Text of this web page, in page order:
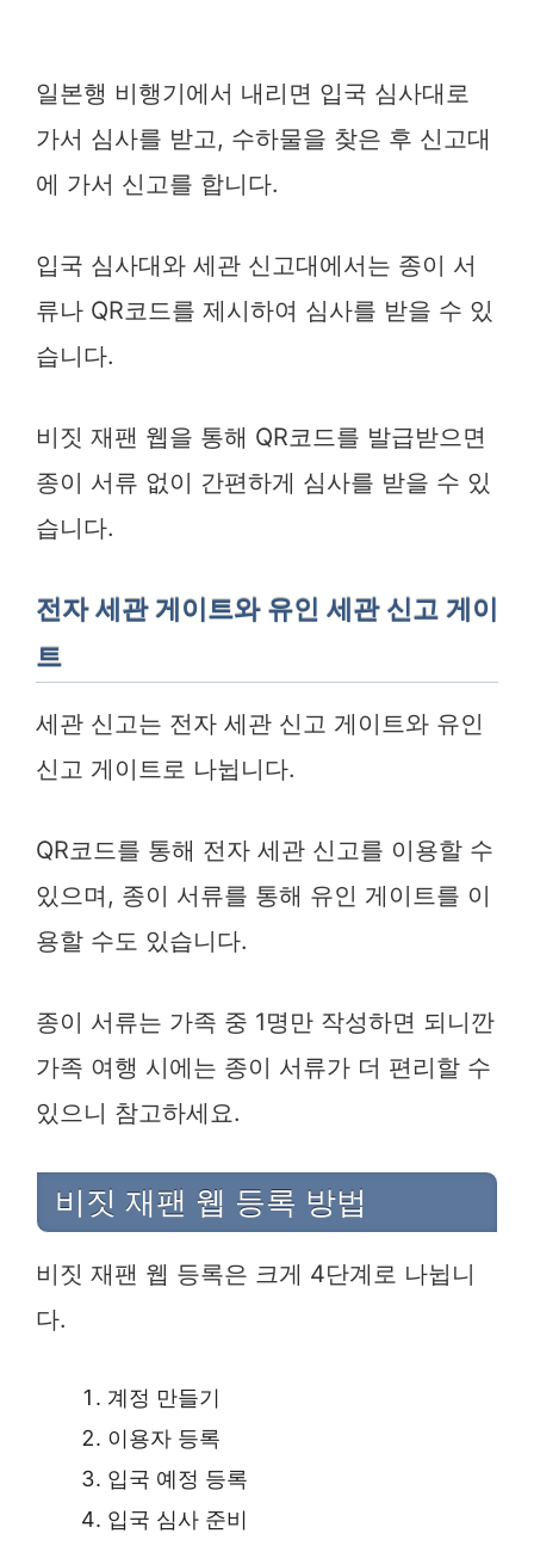
일본행 비행기에서 내리면 입국 심사대로
가서 심사를 받고, 수하물을 찾은 후 신고대
에 가서 신고를 합니다.
입국 심사대와 세관 신고대에서는 종이 서
류나 QR코드를 제시하여 심사를 받을 수 있
습니다.
비짓 재팬 웹을 통해 QR코드를 발급받으면
종이 서류 없이 간편하게 심사를 받을 수 있
습니다.
전자 세관 게이트와 유인 세관 신고 게이
트
세관 신고는 전자 세관 신고 게이트와 유인
신고 게이트로 나뉩니다.
QR코드를 통해 전자 세관 신고를 이용할 수
있으며, 종이 서류를 통해 유인 게이트를 이
용할 수도 있습니다.
종이 서류는 가족 중 1명만 작성하면 되니깐
가족 여행 시에는 종이 서류가 더 편리할 수
있으니 참고하세요.
비짓 재팬 웹 등록 방법
비짓 재팬 웹 등록은 크게 4단계로 나뉩니
다.
계정 만들기
이용자 등록
입국 예정 등록
입국 심사 준비